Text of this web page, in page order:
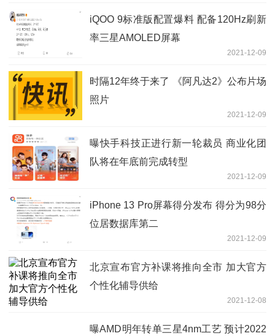
iQOO 9标准版配置爆料 配备120Hz刷新
率三星AMOLED屏幕
2021-12-09
时隔12年终于来了 《阿凡达2》公布片场
照片
2021-12-09
曝快手科技正进行新一轮裁员 商业化团
队将在年底前完成转型
2021-12-09
iPhone 13 Pro屏幕得分发布 得分为98分
位居数据库第二
2021-12-09
北京宣布官方补课将推向全市 加大官方
个性化辅导供给
2021-12-08
曝AMD明年转单三星4nm工艺 预计2022